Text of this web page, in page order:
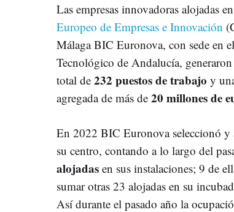
Las empresas innovadoras alojadas
Europeo de Empresas e Innovación
Málaga BIC Euronova, con sede en
Tecnológico de Andalucía,
total de 232 puestos de trabajo y
agregada de más de 20 millones de
En 2022 BIC Euronova seleccionó y
su centro, contando a lo largo del
alojadas en sus instalaciones; 9 de
sumar otras 23 alojadas en su
Así durante el pasado año la